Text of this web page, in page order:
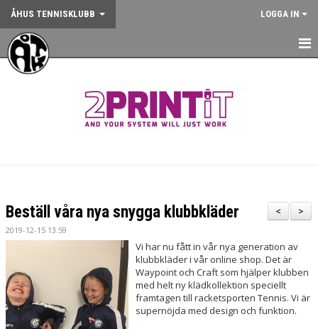
ÅHUS TENNISKLUBB LOGGA IN
HEM
ANMÄLAN AKTIVITET
GYM
KÖP KLUBBKLÄDER
>
<
Beställ våra nya snygga klubbkläder
2019-12-15 13:59
Vi har nu fått in vår nya generation av
klubbkläder i vår online shop. Det är
Waypoint och Craft som hjälper klubben
med helt ny klädkollektion speciellt
framtagen till racketsporten Tennis. Vi är
supernöjda med design och funktion.